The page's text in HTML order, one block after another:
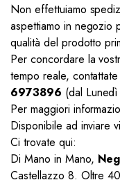
Non effettuiamo
aspettiamo in negozio
qualità del prodotto
Per concordare la
tempo reale,
6973896 (dal
Per maggiori
Disponibile ad inviare
Ci trovate qui:
Di Mano in Mano,
Castellazzo 8. Oltre